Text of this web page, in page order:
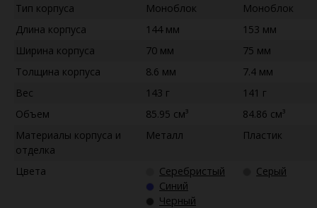
Тип корпуса
Моноблок
Моноблок
Длина корпуса
144 мм
153 мм
Ширина корпуса
70 мм
75 мм
Толщина корпуса
8.6 мм
7.4 мм
Вес
143 г
141 г
Объем
85.95 см³
84.86 см³
Материалы корпуса и
отделка
Металл Пластик
Цвета
Серебристый
Синий
Черный
Серый